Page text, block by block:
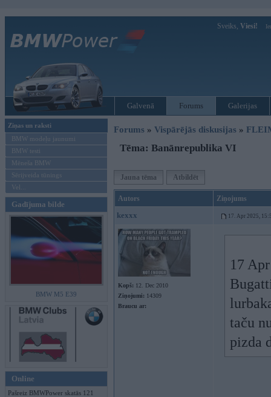
Sveiks, Viesi!
Galvenā Forums Galerijas
Ziņas un raksti
BMW modeļu jaunumi
BMW testi
Mēneša BMW
Sērijveida tūnings
Vel...
Gadījuma bilde
BMW M5 E39
Online
Pašreiz BMWPower skatās 121
Forums » Vispārējās diskusijas »
Tēma: Banānrepublika VI
Jauna tēma Atbildēt
Autors Ziņojums
kexxx 17. Apr 2025,
Kopš: 12. Dec 2010
Ziņojumi: 14309
Braucu ar:
17
taču
pizda